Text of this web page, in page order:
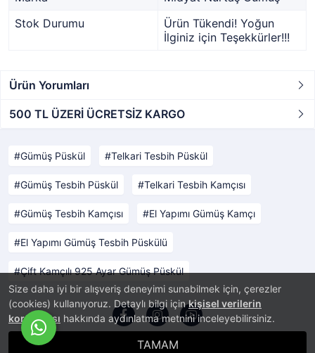
Size daha iyi bir alışveriş deneyimi sunabilmek için, çerezler
(cookies) kullanıyoruz. Detaylı bilgi içinkişisel verilerin
korunması hakkında aydınlatma metnini inceleyebilirsiniz.
TAMAM
Stok Durumu
Ürün Tükendi! Yoğun
İlginiz için Teşekkürler!!!
Ürün Yorumları
500 TL ÜZERİ ÜCRETSİZ KARGO
Gümüş Püskül Telkari Tesbih Püskül
Gümüş Tesbih Püskül Telkari Tesbih Kamçısı
Gümüş Tesbih Kamçısı El Yapımı Gümüş Kamçı
El Yapımı Gümüş Tesbih Püskülü
Çift Kamçılı 925 Ayar Gümüş Püskül
E-Ticaret Sistemi